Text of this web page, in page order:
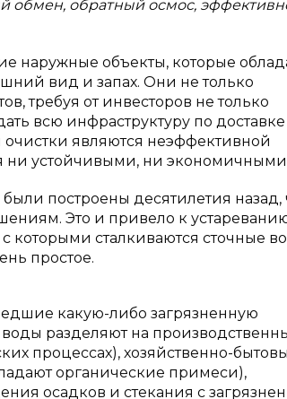
обратный осмос,
наружные объекты, которые
вид и запах. Они не только
требуя от инвесторов не только
всю инфраструктуру по
являются неэффективной
ни устойчивыми, ни экономичными
построены десятилетия назад,
Это и привело к
которыми сталкиваются сточные
простое.
какую-либо загрязненную
разделяют на
процессах), хозяйственно-
органические примеси),
осадков и стекания с